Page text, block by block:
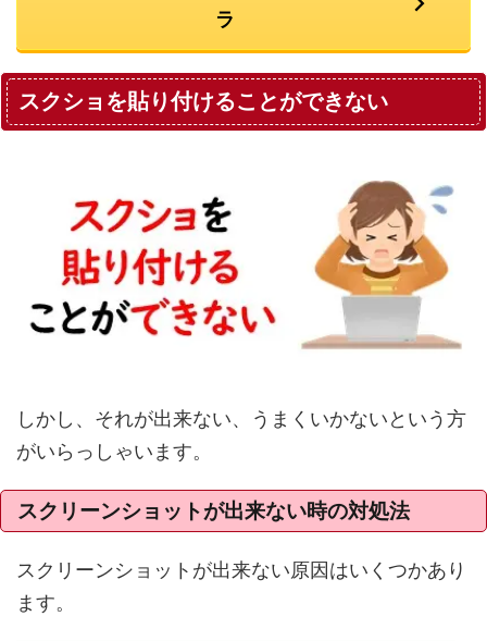
ラ
スクショを貼り付けることができない
しかし、それが出来ない、うまくいかないという方
がいらっしゃいます。
スクリーンショットが出来ない時の対処法
スクリーンショットが出来ない原因はいくつかあり
ます。